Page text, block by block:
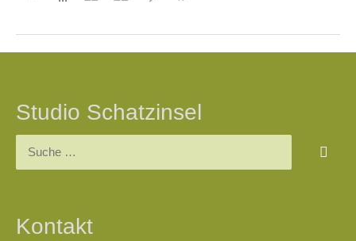
Studio Schatzinsel
Kontakt